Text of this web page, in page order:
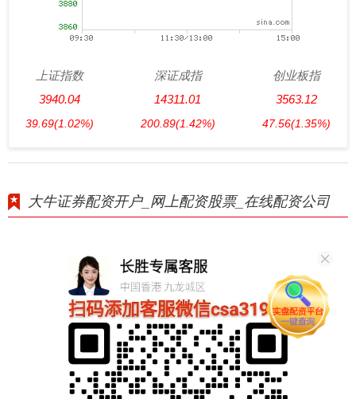
上证指数
3940.04
39.69(1.02%)
深证成指
14311.01
200.89(1.42%)
创业板指
3563.12
47.56(1.35%)
大牛证券配资开户_网上配资股票_在线配资公司